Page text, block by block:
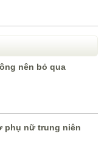
nên bỏ qua
phụ nữ trung niên